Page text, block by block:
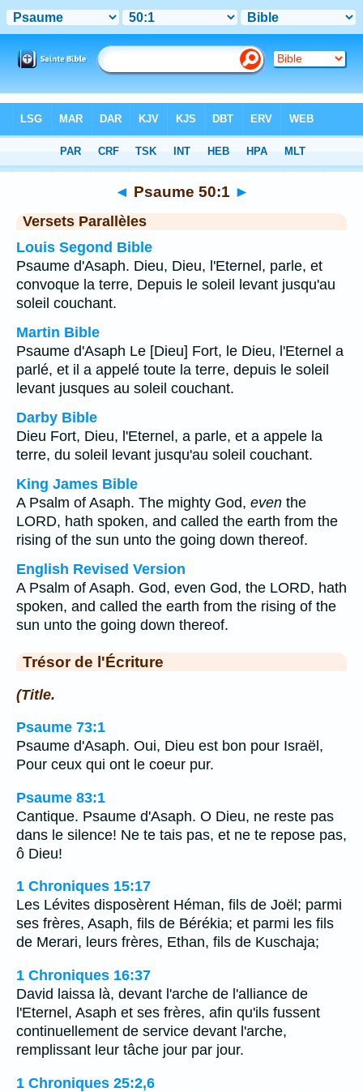
Chapitre 50> Verset 1
◄ Psaume 50:1 ►
Versets Parallèles
Louis Segond Bible
Psaume d'Asaph. Dieu, Dieu, l'Eternel, parle, et
convoque la terre, Depuis le soleil levant jusqu'au
soleil couchant.
Martin Bible
Psaume d'Asaph Le [Dieu] Fort, le Dieu, l'Eternel a
parlé, et il a appelé toute la terre, depuis le soleil
levant jusques au soleil couchant.
Darby Bible
Dieu Fort, Dieu, l'Eternel, a parle, et a appele la
terre, du soleil levant jusqu'au soleil couchant.
King James Bible
A Psalm of Asaph. The mighty God, even the
LORD, hath spoken, and called the earth from the
rising of the sun unto the going down thereof.
English Revised Version
A Psalm of Asaph. God, even God, the LORD, hath
spoken, and called the earth from the rising of the
sun unto the going down thereof.
Trésor de l'Écriture
(Title.
Psaume 73:1
Psaume d'Asaph. Oui, Dieu est bon pour Israël,
Pour ceux qui ont le coeur pur.
Psaume 83:1
Cantique. Psaume d'Asaph. O Dieu, ne reste pas
dans le silence! Ne te tais pas, et ne te repose pas,
ô Dieu!
1 Chroniques 15:17
Les Lévites disposèrent Héman, fils de Joël; parmi
ses frères, Asaph, fils de Bérékia; et parmi les fils
de Merari, leurs frères, Ethan, fils de Kuschaja;
1 Chroniques 16:37
David laissa là, devant l'arche de l'alliance de
l'Eternel, Asaph et ses frères, afin qu'ils fussent
continuellement de service devant l'arche,
remplissant leur tâche jour par jour.
1 Chroniques 25:2,6